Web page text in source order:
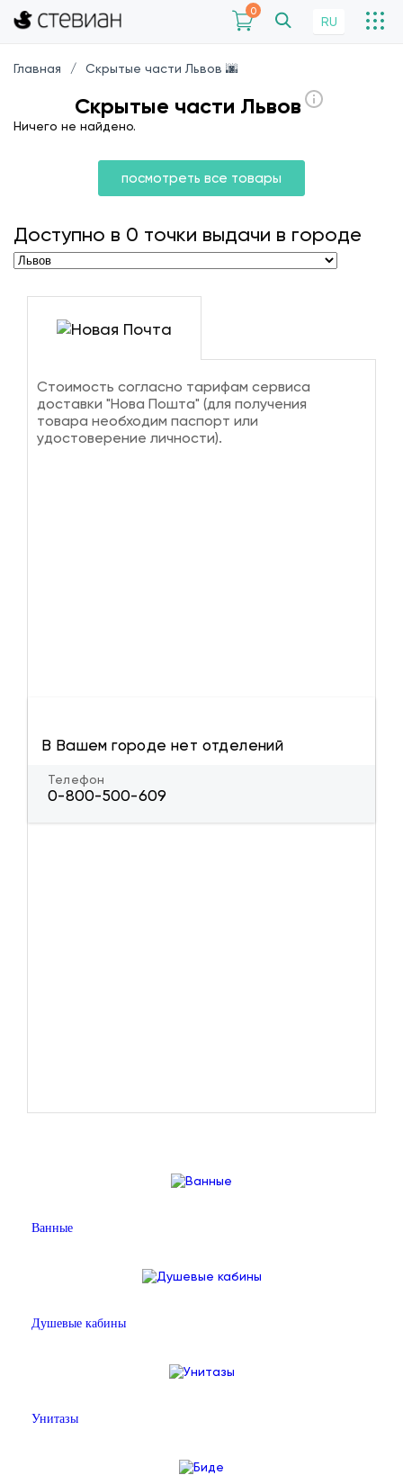
0
RU
Главная Скрытые части Львов 🌆
Скрытые части Львов
Ничего не найдено.
посмотреть все товары
Доступно в 0 точки выдачи в городе
Стоимость согласно тарифам сервиса
доставки "Нова Пошта" (для получения
товара необходим паспорт или
удостоверение личности).
В Вашем городе нет отделений
Телефон
0-800-500-609
Ванные
Душевые кабины
Унитазы